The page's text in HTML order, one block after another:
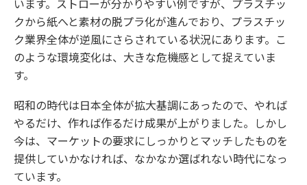
います。ストローが分かりやすい例ですが、プラスチッ
クから紙へと素材の脱プラ化が進んでおり、プラスチッ
ク業界全体が逆風にさらされている状況にあります。こ
のような環境変化は、大きな危機感として捉えていま
す。
昭和の時代は日本全体が拡大基調にあったので、やれば
やるだけ、作れば作るだけ成果が上がりました。しかし
今は、マーケットの要求にしっかりとマッチしたものを
提供していかなければ、なかなか選ばれない時代になっ
ています。